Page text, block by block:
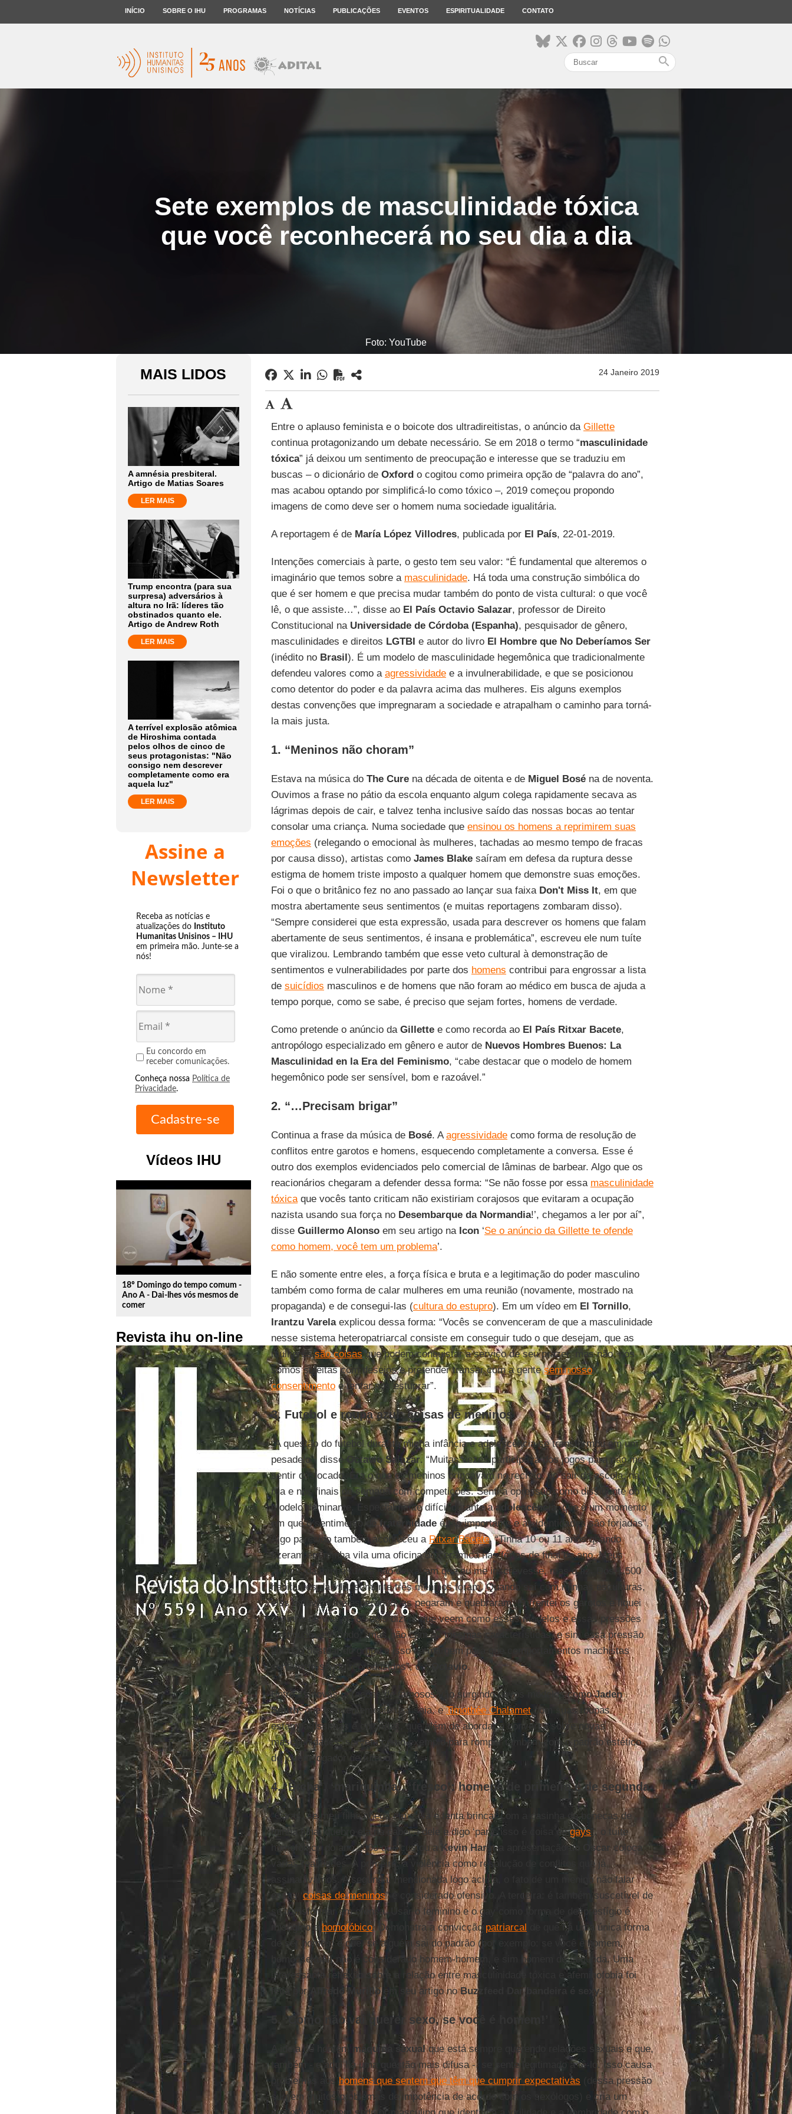
INÍCIO SOBRE O IHU PROGRAMAS NOTÍCIAS PUBLICAÇÕES EVENTOS ESPIRITUALIDADE CONTATO
search
Sete exemplos de masculinidade tóxica
que você reconhecerá no seu dia a dia
Foto: YouTube
MAIS LIDOS
A amnésia presbiteral.
Artigo de Matias Soares
LER MAIS
Trump encontra (para sua
surpresa) adversários à
altura no Irã: líderes tão
obstinados quanto ele.
Artigo de Andrew Roth
LER MAIS
A terrível explosão atômica
de Hiroshima contada
pelos olhos de cinco de
seus protagonistas: "Não
consigo nem descrever
completamente como era
aquela luz"
LER MAIS
Assine a
Newsletter
Receba as notícias e
atualizações do Instituto
Humanitas Unisinos – IHU
em primeira mão. Junte-se a
nós!
Eu concordo em
receber comunicações.
Conheça nossa Política de
Privacidade.
Vídeos IHU
play_circle_outline
18º Domingo do tempo comum -
Ano A - Dai-lhes vós mesmos de
comer
Revista ihu on-line
24 Janeiro 2019
Entre o aplauso feminista e o boicote dos ultradireitistas, o anúncio da Gillette
continua protagonizando um debate necessário. Se em 2018 o termo “masculinidade
tóxica” já deixou um sentimento de preocupação e interesse que se traduziu em
buscas – o dicionário de Oxfordo cogitou como primeira opção de “palavra do ano”,
mas acabou optando por simplificá-lo como tóxico –, 2019 começou propondo
imagens de como deve ser o homem numa sociedade igualitária.
A reportagem é de María López Villodres, publicada por El País, 22-01-2019.
Intenções comerciais à parte, o gesto tem seu valor: “É fundamental que alteremos o
imaginário que temos sobre a masculinidade. Há toda uma construção simbólica do
que é ser homem e que precisa mudar também do ponto de vista cultural: o que você
lê, o que assiste…”, disse ao El País Octavio Salazar, professor de Direito
Constitucional naUniversidade de Córdoba (Espanha), pesquisador de gênero,
masculinidades e direitos LGTBI e autor do livro El Hombre que No Deberíamos Ser
(inédito no Brasil). É um modelo de masculinidade hegemônica que tradicionalmente
defendeu valores como a agressividadee a invulnerabilidade, e que se posicionou
como detentor do poder e da palavra acima das mulheres. Eis alguns exemplos
destas convenções que impregnaram a sociedade e atrapalham o caminho para torná-
la mais justa.
1. “Meninos não choram”
Estava na música do The Curena década de oitenta e de Miguel Boséna de noventa.
Ouvimos a frase no pátio da escola enquanto algum colega rapidamente secava as
lágrimas depois de cair, e talvez tenha inclusive saído das nossas bocas ao tentar
consolar uma criança. Numa sociedade que ensinou os homens a reprimirem suas
emoções (relegando o emocional às mulheres, tachadas ao mesmo tempo de fracas
por causa disso), artistas como James Blakesaíram em defesa da ruptura desse
estigma de homem triste imposto a qualquer homem que demonstre suas emoções.
Foi o que o britânico fez no ano passado ao lançar sua faixa Don't Miss It, em que
mostra abertamente seus sentimentos (e muitas reportagens zombaram disso).
“Sempre considerei que esta expressão, usada para descrever os homens que falam
abertamente de seus sentimentos, é insana e problemática”, escreveu ele num tuíte
que viralizou. Lembrando também que esse veto cultural à demonstração de
sentimentos e vulnerabilidades por parte dos homens contribui para engrossar a lista
de suicídios masculinos e de homens que não foram ao médico em busca de ajuda a
tempo porque, como se sabe, é preciso que sejam fortes, homens de verdade.
Como pretende o anúncio da Gillettee como recorda ao El País Ritxar Bacete,
antropólogo especializado em gênero e autor de Nuevos Hombres Buenos: La
Masculinidad en la Era del Feminismo, “cabe destacar que o modelo de homem
hegemônico pode ser sensível, bom e razoável.”
2. “…Precisam brigar”
Continua a frase da música de Bosé. Aagressividadecomo forma de resolução de
conflitos entre garotos e homens, esquecendo completamente a conversa. Esse é
outro dos exemplos evidenciados pelo comercial de lâminas de barbear. Algo que os
reacionários chegaram a defender dessa forma: “Se não fosse por essa masculinidade
tóxicaque vocês tanto criticam não existiriam corajosos que evitaram a ocupação
nazista usando sua força no Desembarque da Normandia!’, chegamos a ler por aí”,
disse Guillermo Alonsoem seu artigo na Icon‘Se o anúncio da Gillette te ofende
como homem, você tem um problema’.
E não somente entre eles, a força física e bruta e a legitimação do poder masculino
também como forma de calar mulheres em uma reunião (novamente, mostrado na
propaganda) e de consegui-las (cultura do estupro). Em um vídeo em El Tornillo,
Irantzu Varelaexplicou dessa forma: “Vocês se convenceram de que a masculinidade
nesse sistema heteropatriarcal consiste em conseguir tudo o que desejam, que as
mulheressão coisasque podem conquistar a serviço de seu prazer, mas não, nós
somos sujeitas com desejos e pretender transar com a gentesem nosso
consentimentoé tentar nos estuprar”.
3. Futebol e roupa azul: coisas de meninos
“A questão do futebol durante minha infância e adolescência se transformou em um
pesadelo”, disse Octavio Salazar. “Muitas vezes participava dos jogos para não me
sentir deslocado. Era o que os meninos brincavam no recreio, ao sair da escola, na
rua e nos finais de semana com competições. Senti a opressão como dissidente do
modelo dominante. Especialmente difícil durante aadolescência, que é um momento
em que o sentimento defraternidadeé tão importante e as identidades são forjadas”.
Algo parecido também aconteceu a Ritxar Bacete. “Tinha 10 ou 11 anos quando
fizeram em minha vila uma oficina de cerâmica nas férias de final de ano. Meus
amigos da minha turma não deixavam que eu me inscrevesse, mas o fiz. Dos 1.500
habitantes da vila, somente três meninos foram. Quando saí com minhas esculturas,
eles estavam me esperando, as pegaram e quebraram. Enfrentei os garotos e fiquei
sozinho na vila”. E os dois dizem que veem como esses modelos e essas pressões
continuam existindo, “mas não com as mesmas características, e sim essa pressão
por não destoar do grupo e isso dá margem para que comportamentos machistas
continuem sendo reproduzidos”, dizOctavio.
Entre as novas gerações de famosos vão surgindo novos modelos comoJaden
Smith, que frequentemente usa saia, eTimothée Chalametcom suas roupas
estampadíssimas e coloridas, que além de abordar a conversa sobre novas
masculinidades, servem como exemplo para romper também com o padrão estético
do jovem jogador de futebol.
4. ‘Bicha’, ‘mariquinha’, ‘fresco’: homens de primeira e de segunda
“Caras, se meu filho chega em casa e tenta brincar com a casinha de bonecas de
minha filha, quebro ela na cabeça dele e digo ‘para, isso é coisa degays ”, o tuíte
homofóbico do ano 2000 que custou a Kevin Harsta apresentação do Oscarcoloca
várias realidades. A primeira: a violência como resolução de conflitos que já
assinalávamos. A segunda, mencionada logo acima, o fato de um menino não falar
essas ‘ coisas de meninos” é considerado ofensivo. A terceira: é também suscetível de
se transformar em ofensa. Usar o feminino e o gay como forma de desprestígio é
misógino ehomofóbico. Demonstra a convicção patriarcal de que há uma única forma
de ser homem e que, se alguém sai do padrão (por exemplo: se você é homem,
homossexual) não é considerado homem-homem, e sim homem de segunda. Uma
interessante reflexão sobre a relação entre masculinidade tóxica e afeminofobia foi
feita por Alfredo Murilloem seu artigo noBuzzfeed Dar bandeira é sexy.
5. ‘Como não vai querer sexo, se você é homem!’
A ideia do homem máquina sexualque está sempre querendo relações sexuais e que,
também - e aqui há uma questão mais difusa -, se sente legitimado a tê-lo. Isso causa
problemas aoshomens que sentem que têm que cumprir expectativas (dessa pressão
surgem muitos problemas de impotência de acordo com os sexólogos) e cria um